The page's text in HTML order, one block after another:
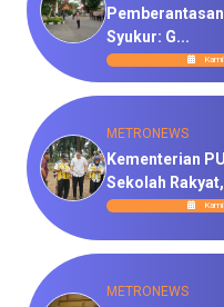
Syukur: G...
METRONEWS
Kementerian
Sekolah
METRONEWS